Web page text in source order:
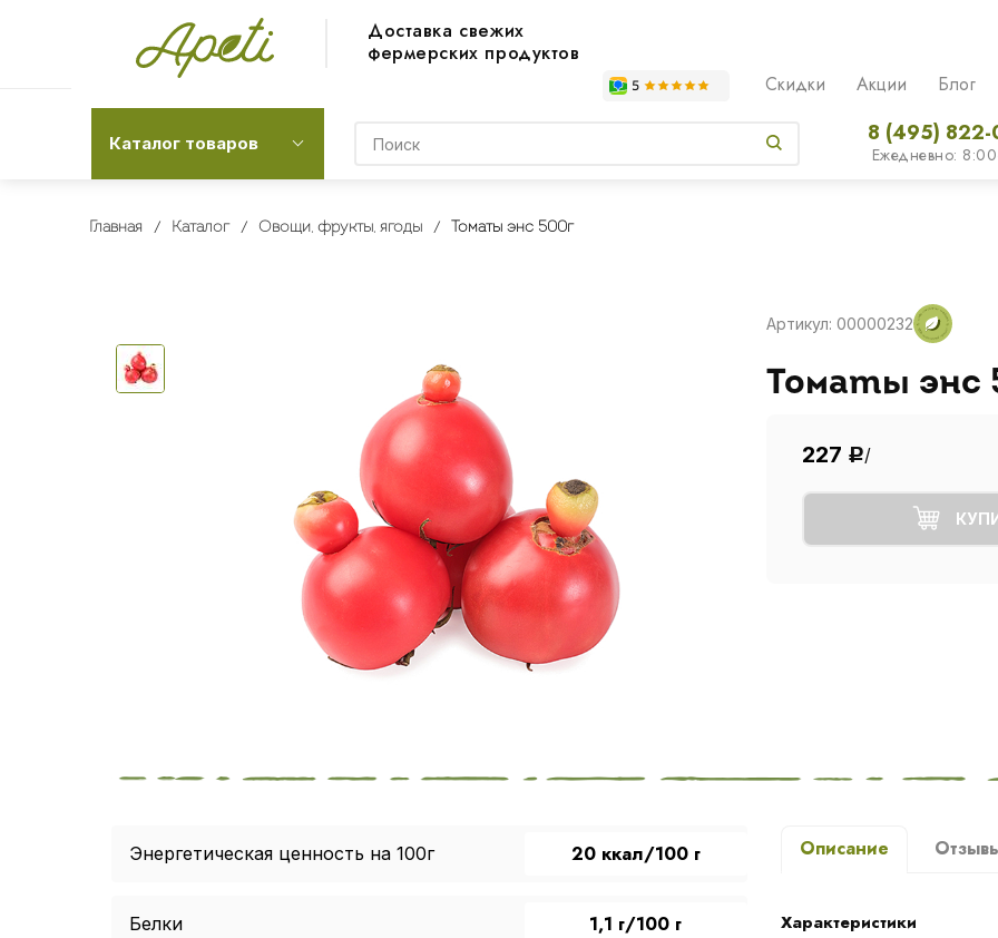
Доставка свежих
фермерских продуктов
Скидки Акции Блог
Каталог товаров 8 (495)
Ежедневно:
Главная Каталог Овощи, фрукты, ягоды Томаты энс 500г
Артикул: 00000232
Томаты энс
227 Р/
Энергетическая ценность на 100г 20 ккал/100 г
Белки 1,1 г/100 г
Описание
Характеристики